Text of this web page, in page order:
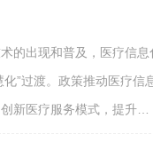
的出现和普及，医疗信
”过渡。政策推动医疗信
新医疗服务模式，提升…